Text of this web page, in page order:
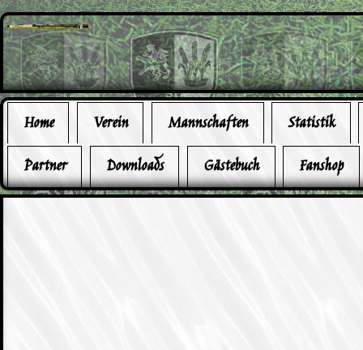
Home Verein Mannschaften
Statistik
Partner
Downloads Gästebuch Fanshop